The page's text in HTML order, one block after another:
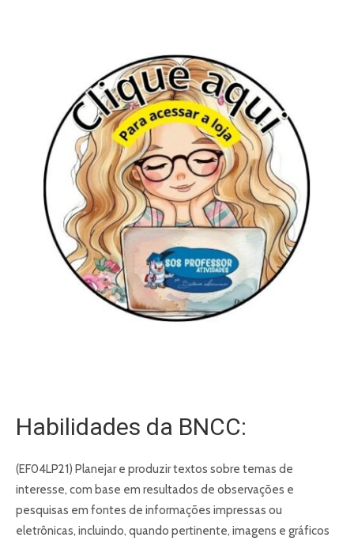
Habilidades da BNCC:
(EF04LP21) Planejar e produzir textos sobre temas de
interesse, com base em resultados de observações e
pesquisas em fontes de informações impressas ou
eletrônicas, incluindo, quando pertinente, imagens e gráficos